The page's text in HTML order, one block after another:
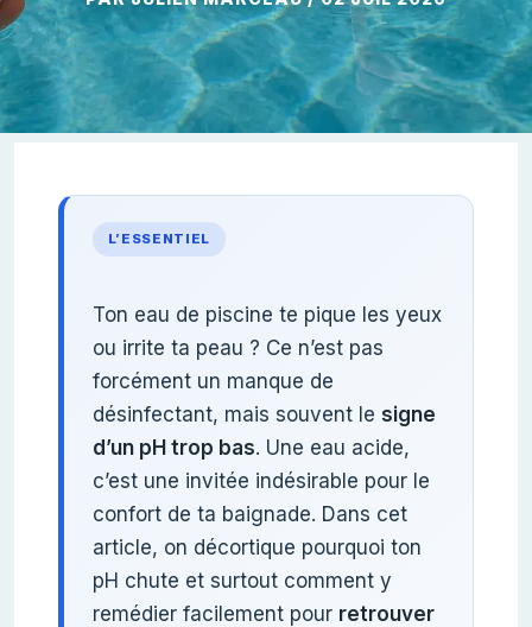
L’ESSENTIEL
Ton eau de piscine te pique les yeux
ou irrite ta peau ? Ce n’est pas
forcément un manque de
désinfectant, mais souvent le signe
d’un pH trop bas. Une eau acide,
c’est une invitée indésirable pour le
confort de ta baignade. Dans cet
article, on décortique pourquoi ton
pH chute et surtout comment y
remédier facilement pour retrouver